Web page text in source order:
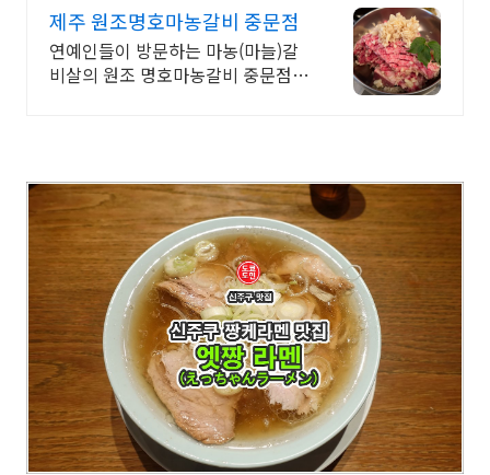
제주 원조명호마농갈비 중문점
연예인들이 방문하는 마농(마늘)갈
비살의 원조 명호마농갈비 중문점입